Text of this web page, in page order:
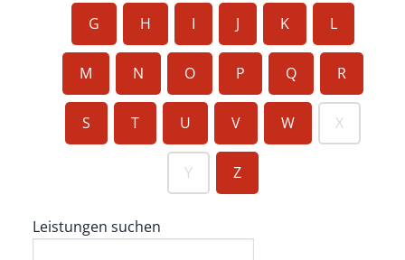
G H I J K L
M N O P Q R
S T U V W X
Y Z
Leistungen suchen